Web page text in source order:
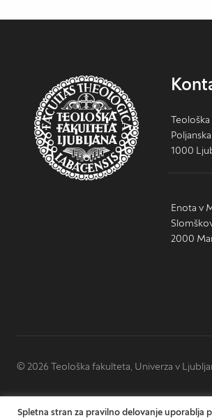
1000
Enota v
2000
© 2026 Teološka fakulteta, Univerza v
Spletna stran za pravilno delovanje uporablja